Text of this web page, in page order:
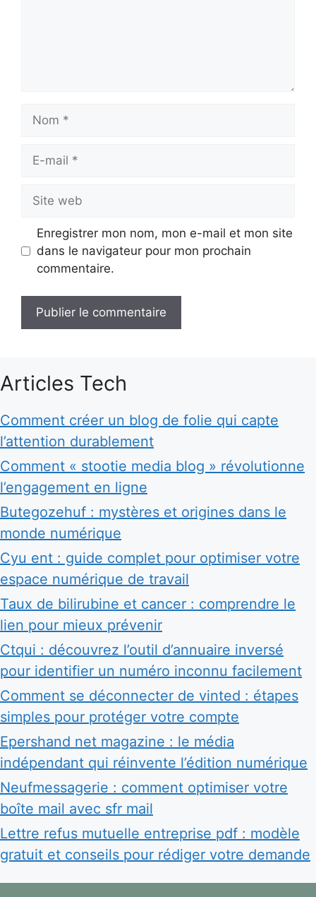
Nom
Site
web
Enregistrer mon nom, mon e-mail et mon site
dans le navigateur pour mon prochain
commentaire.
Articles Tech
Comment créer un blog de folie qui capte
l’attention durablement
Comment « stootie media blog » révolutionne
l’engagement en ligne
Butegozehuf : mystères et origines dans le
monde numérique
Cyu ent : guide complet pour optimiser votre
espace numérique de travail
Taux de bilirubine et cancer : comprendre le
lien pour mieux prévenir
Ctqui : découvrez l’outil d’annuaire inversé
pour identifier un numéro inconnu facilement
Comment se déconnecter de vinted : étapes
simples pour protéger votre compte
Epershand net magazine : le média
indépendant qui réinvente l’édition numérique
Neufmessagerie : comment optimiser votre
boîte mail avec sfr mail
Lettre refus mutuelle entreprise pdf : modèle
gratuit et conseils pour rédiger votre demande